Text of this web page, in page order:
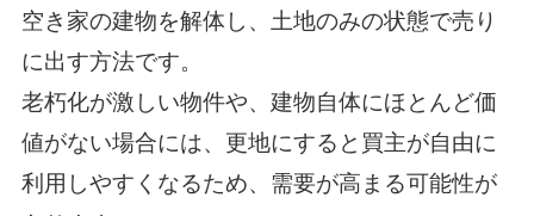
空き家の建物を解体し、土地のみの状態で売り
に出す方法です。
老朽化が激しい物件や、建物自体にほとんど価
値がない場合には、更地にすると買主が自由に
利用しやすくなるため、需要が高まる可能性が